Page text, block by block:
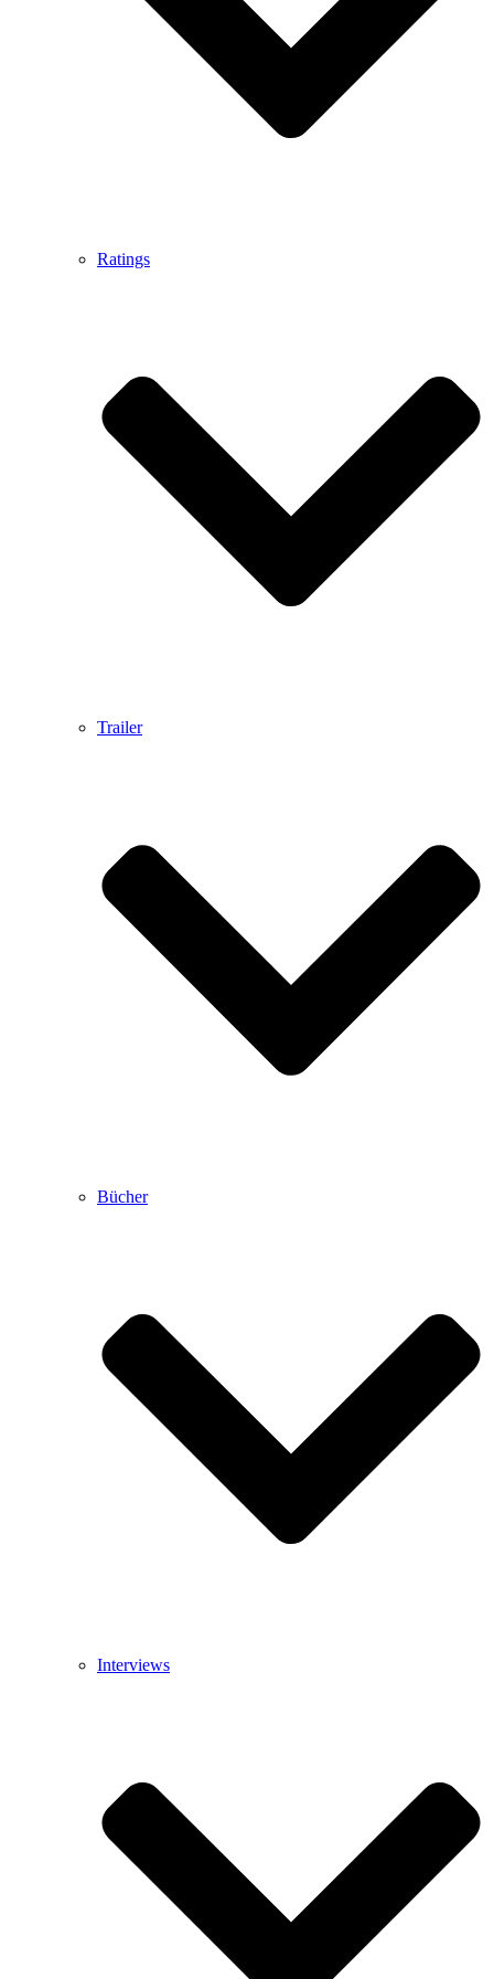
Ratings
Trailer
Bücher
Interviews